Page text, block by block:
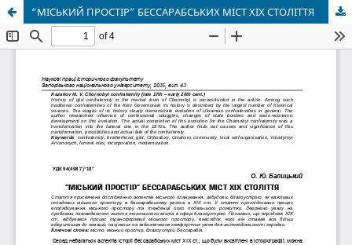
“МІСЬКИЙ ПРОСТІР” БЕССАРАБСЬКИХ МІСТ ХІХ СТОЛІТТЯ